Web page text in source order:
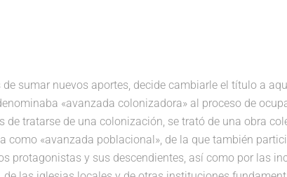
sumar nuevos aportes, decide cambiarle el título a
«avanzada colonizadora» al proceso de
tratarse de una colonización, se trató de una obra
como «avanzada poblacional», de la que también
protagonistas y sus descendientes, así como por las